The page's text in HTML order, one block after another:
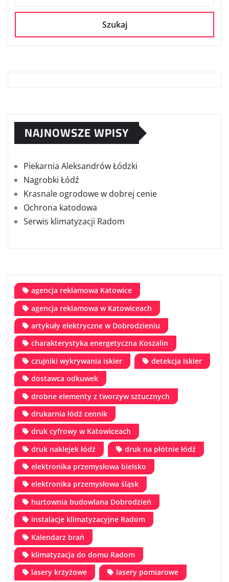
Szukaj
NAJNOWSZE WPISY
Piekarnia Aleksandrów Łódzki
Nagrobki Łódź
Krasnale ogrodowe w dobrej cenie
Ochrona katodowa
Serwis klimatyzacji Radom
agencja reklamowa Katowice
agencja reklamowa w Katowiceach
artykuły elektryczne w Dobrodzieniu
charakterystyka energetyczna Koszalin
czujniki wykrywania iskier
detekcja iskier
dostawca odkuwek
drobne elementy z tworzyw sztucznych
drukarnia łódź cennik
druk cyfrowy w Katowiceach
druk naklejek łódź
druk na płótnie łódź
elektronika przemysłowa bielsko
elektronika przemysłowa śląsk
hurtownia budowlana Dobrodzień
instalacje klimatyzacyjne Radom
Kalendarz brań
klimatyzacja do domu Radom
lasery krzyżowe
lasery pomiarowe